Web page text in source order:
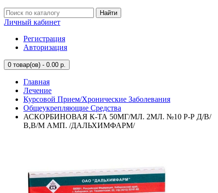
Найти
Личный кабинет
Регистрация
Авторизация
0 товар(ов) - 0.00 р.
Главная
Лечение
Курсовой Прием/Хронические Заболевания
Общеукрепляющие Средства
АСКОРБИНОВАЯ К-ТА 50МГ/МЛ. 2МЛ. №10 Р-Р Д/В/
В,В/М АМП. /ДАЛЬХИМФАРМ/